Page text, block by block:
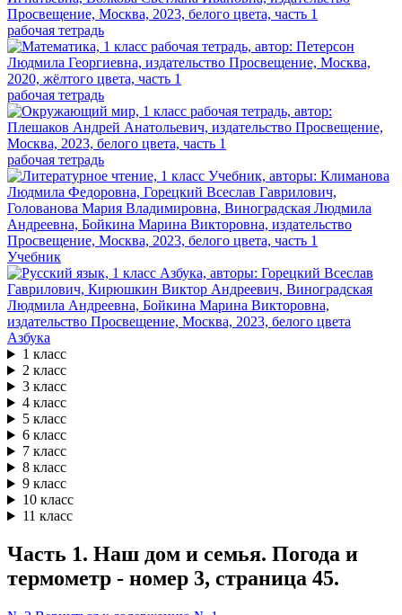
рабочая тетрадь
рабочая тетрадь
рабочая тетрадь
Учебник
Азбука
1 класс
2 класс
3 класс
4 класс
5 класс
6 класс
7 класс
8 класс
9 класс
10 класс
11 класс
Часть 1. Наш дом и семья. Погода и
термометр - номер 3, страница 45.